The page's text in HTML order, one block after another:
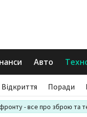
Авто
Відкриття Поради
- все про зброю та